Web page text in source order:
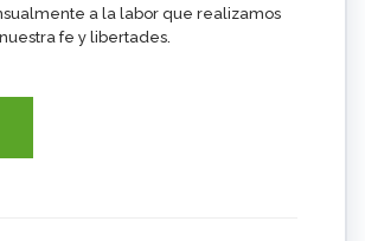
a la labor que realizamos
fe y libertades.